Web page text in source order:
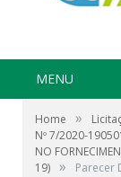
MENU
Home »
Nº 7/2020-
NO
19) » Parecer